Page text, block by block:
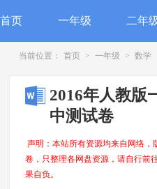
首页 一年级 二年
当前位置： 首页 > 一年级 > 数学
2016年人教版
中测试卷
声明：本站所有资源均来自网络
卷，只整理各网盘资源，请自行前
果自负。